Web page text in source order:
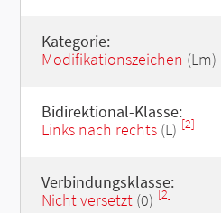
Kategorie:
Modifikationszeichen (Lm)
Bidirektional-Klasse:
Links nach rechts(L) [2]
Verbindungsklasse:
Nicht versetzt(0) [2]